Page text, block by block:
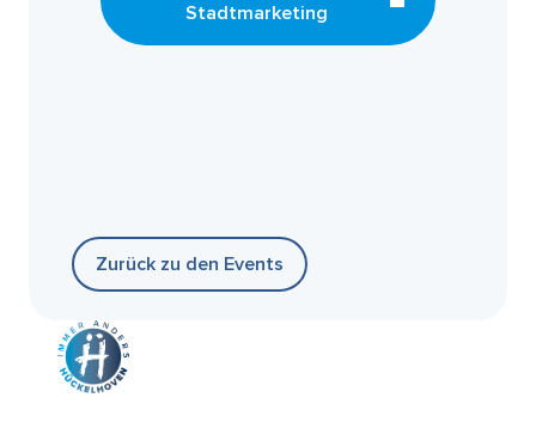
Stadtmarketing
Zurück zu den Events